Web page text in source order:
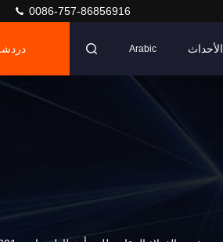
0086-757-86856916
الأحداث Arabic